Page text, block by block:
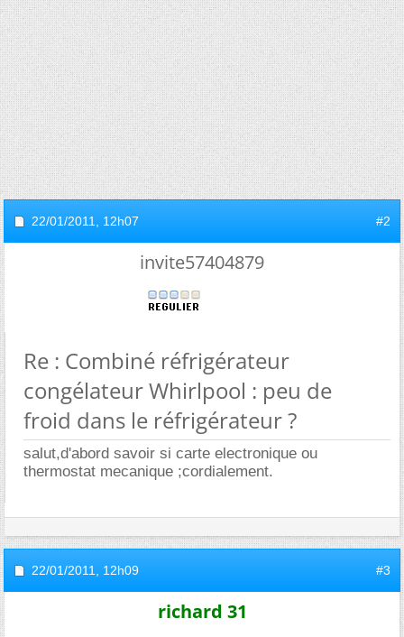
22/01/2011, 12h07 #2
invite57404879
Re : Combiné réfrigérateur
congélateur Whirlpool : peu de
froid dans le réfrigérateur ?
salut,d'abord savoir si carte electronique ou
thermostat mecanique ;cordialement.
22/01/2011, 12h09 #3
richard 31